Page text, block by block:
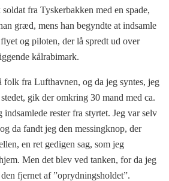
fra Tyskerbakken med en spade,
græd, mens han begyndte at indsamle
og piloten, der lå spredt ud over
kålrabimark.
folk fra Lufthavnen, og da jeg syntes, jeg
gik der omkring 30 mand med ca.
indsamlede rester fra styrtet. Jeg var selv
da fandt jeg den messingknop, der
en ret gedigen sag, som jeg
Men det blev ved tanken, for da jeg
fjernet af ”oprydningsholdet”.